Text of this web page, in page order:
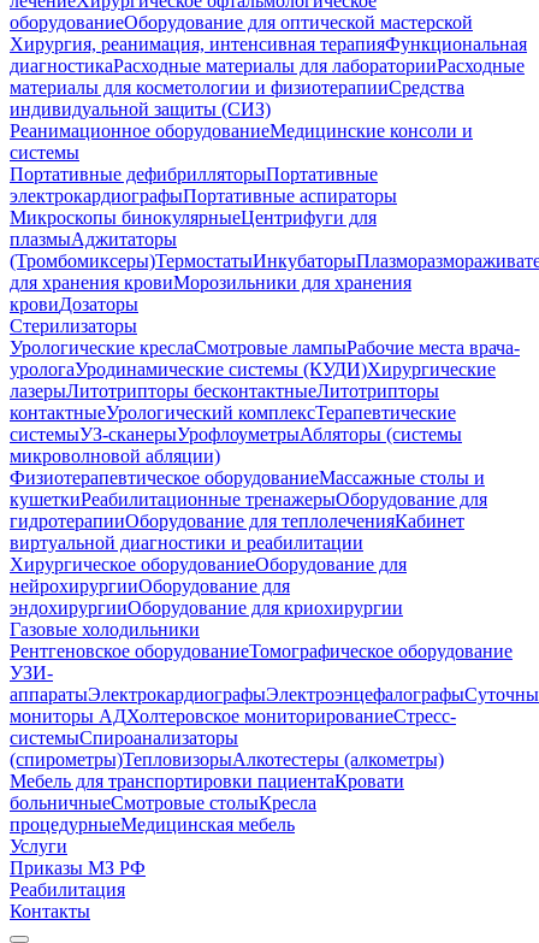
оборудованиеОборудование для оптической мастерской
Хирургия, реанимация, интенсивная терапияФункциональная
диагностикаРасходные материалы для лабораторииРасходные
материалы для косметологии и физиотерапииСредства
индивидуальной защиты (СИЗ)
Реанимационное оборудованиеМедицинские консоли и
системы
Портативные дефибрилляторыПортативные
электрокардиографыПортативные аспираторы
Микроскопы бинокулярныеЦентрифуги для
плазмыАджитаторы
(Тромбомиксеры)ТермостатыИнкубаторы
для хранения кровиМорозильники для хранения
кровиДозаторы
Стерилизаторы
Урологические креслаСмотровые лампыРабочие места врача-
урологаУродинамические системы (КУДИ)Хирургические
лазерыЛитотрипторы бесконтактныеЛитотрипторы
контактныеУрологический комплексТерапевтические
системыУЗ-сканерыУрофлоуметрыАбляторы (системы
микроволновой абляции)
Физиотерапевтическое оборудованиеМассажные столы и
кушеткиРеабилитационные тренажерыОборудование для
гидротерапииОборудование для теплолеченияКабинет
виртуальной диагностики и реабилитации
Хирургическое оборудованиеОборудование для
нейрохирургииОборудование для
эндохирургииОборудование для криохирургии
Газовые холодильники
Рентгеновское оборудованиеТомографическое оборудование
УЗИ-
аппаратыЭлектрокардиографыЭлектроэнцефалографы
мониторы АДХолтеровское мониторированиеСтресс-
системыСпироанализаторы
(спирометры)ТепловизорыАлкотестеры (алкометры)
Мебель для транспортировки пациентаКровати
больничныеCмотровые столыКресла
процедурныеМедицинская мебель
Услуги
Приказы МЗ РФ
Реабилитация
Контакты